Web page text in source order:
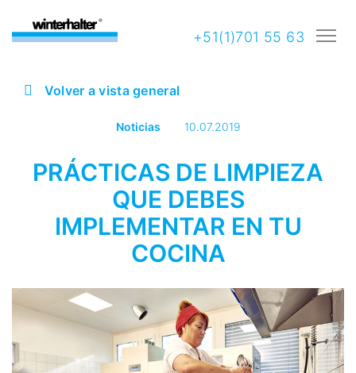
+51(1)701 55 63
Volver a vista general
Noticias 10.07.2019
PRÁCTICAS DE LIMPIEZA
QUE DEBES
IMPLEMENTAR EN TU
COCINA